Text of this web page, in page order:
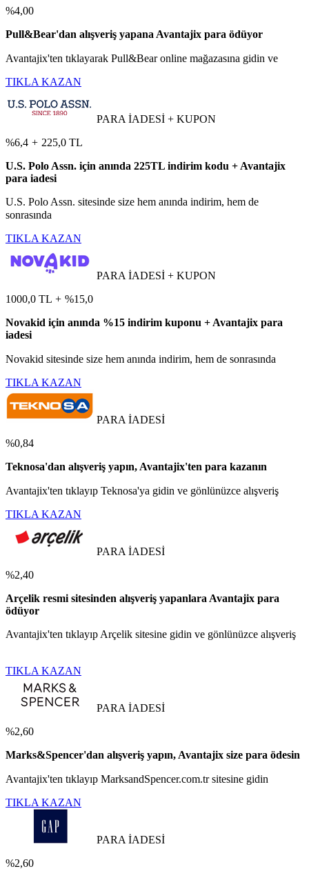
%4,00
Pull&Bear'dan alışveriş yapana Avantajix para ödüyor
Avantajix'ten tıklayarak Pull&Bear online mağazasına gidin ve
TIKLA KAZAN
PARA İADESİ + KUPON
%6,4 + 225,0 TL
U.S. Polo Assn. için anında 225TL indirim kodu + Avantajix
para iadesi
U.S. Polo Assn. sitesinde size hem anında indirim, hem de
sonrasında
TIKLA KAZAN
PARA İADESİ + KUPON
1000,0 TL + %15,0
Novakid için anında %15 indirim kuponu + Avantajix para
iadesi
Novakid sitesinde size hem anında indirim, hem de sonrasında
TIKLA KAZAN
PARA İADESİ
%0,84
Teknosa'dan alışveriş yapın, Avantajix'ten para kazanın
Avantajix'ten tıklayıp Teknosa'ya gidin ve gönlünüzce alışveriş
TIKLA KAZAN
PARA İADESİ
%2,40
Arçelik resmi sitesinden alışveriş yapanlara Avantajix para
ödüyor
Avantajix'ten tıklayıp Arçelik sitesine gidin ve gönlünüzce alışveriş
TIKLA KAZAN
PARA İADESİ
%2,60
Marks&Spencer'dan alışveriş yapın, Avantajix size para ödesin
Avantajix'ten tıklayıp MarksandSpencer.com.tr sitesine gidin
TIKLA KAZAN
PARA İADESİ
%2,60